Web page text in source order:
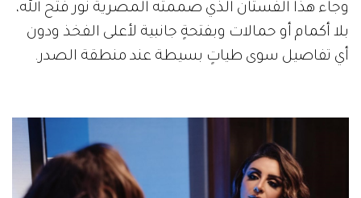
وجاء هذا الفستان الذي صممته المصرية نور فتح الله،
بلا أكمام أو حمالات وبفتحةٍ جانبية لأعلى الفخذ ودون
أي تفاصيل سوى طياتٍ بسيطة عند منطقة الصدر.